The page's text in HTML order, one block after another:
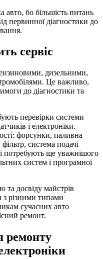
авто, бо більшість питань
первинної діагностики до
сервіс
дизельними,
Це важливо,
до діагностики та
перевірки системи
і електроніки.
форсунки, паливна
система подачі
потребують ще уважнішого
систем і програмної
досвіду майстрів
різними типами
сучасних авто
ремонт.
ремонту